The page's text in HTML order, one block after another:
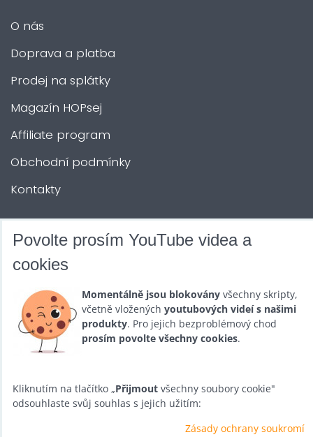
O nás
Doprava a platba
Prodej na splátky
Magazín HOPsej
Affiliate program
Obchodní podmínky
Kontakty
DALŠÍ SLUŽBY
Půjčovna
Promotéři
Kurzy a setkání
Velkoobchod
Nabídka práce
Povolte prosím YouTube videa a
cookies
Momentálně jsou blokovány všechny skripty,
včetně vložených youtubových videí s našimi
produkty. Pro jejich bezproblémový chod
prosím povolte všechny cookies.
Kliknutím na tlačítko „Přijmout všechny soubory cookie"
odsouhlaste svůj souhlas s jejich užitím:
Zásady ochrany soukromí